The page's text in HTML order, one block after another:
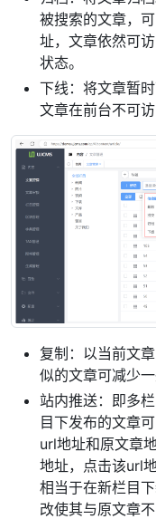
被搜索的文章，
址，文章依然可
状态。
下线：将文章暂
文章在前台不可访
复制：以当前文
似的文章可减少一
站内推送：即多
目下发布的文章
url地址和原文章
地址，点击该url
相当于在新栏目
改使其与原文章不